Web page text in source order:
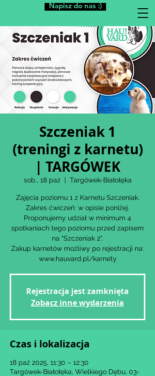
Napisz do nas :)
Szczeniak 1
(treningi z karnetu)
| TARGÓWEK
sob., 18 paź
  |
Targówek-Białołęka
Zajęcia poziomu 1 z Karnetu Szczeniak.
Zakres ćwiczeń: w opisie poniżej.
Proponujemy udział w minimum 4
spotkaniach tego poziomu przed zapisem
na "Szczeniak 2".
Zakup karnetów możliwy po rejestracji na:
www.hauvard.pl/karnety
Rejestracja jest zamknięta
Zobacz inne wydarzenia
Czas i lokalizacja
18 paź 2025, 11:30 – 12:30
Targówek-Białołęka, Wielkiego Dębu, 03-